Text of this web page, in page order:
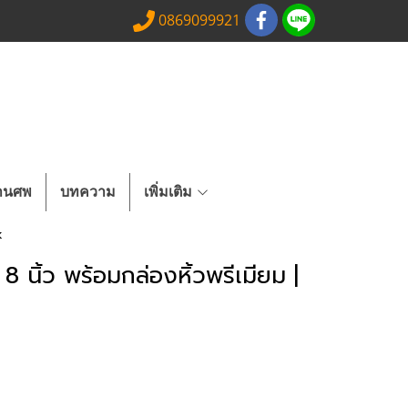
0869099921
นศพ บทความ เพิ่มเติม
นิ้ว พร้อมกล่องหิ้วพรีเมียม |